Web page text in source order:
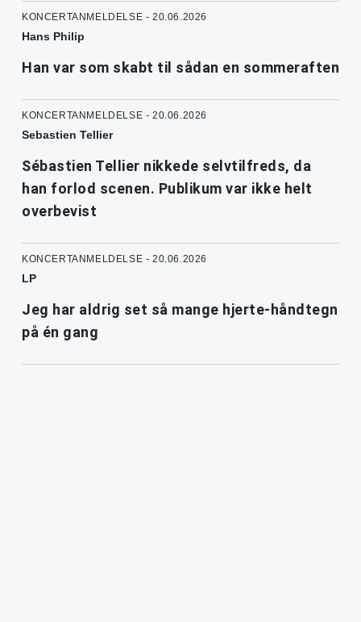
KONCERTANMELDELSE - 20.06.2026
Hans Philip
Han var som skabt til sådan en sommeraften
KONCERTANMELDELSE - 20.06.2026
Sebastien Tellier
Sébastien Tellier nikkede selvtilfreds, da
han forlod scenen. Publikum var ikke helt
overbevist
KONCERTANMELDELSE - 20.06.2026
LP
Jeg har aldrig set så mange hjerte-håndtegn
på én gang